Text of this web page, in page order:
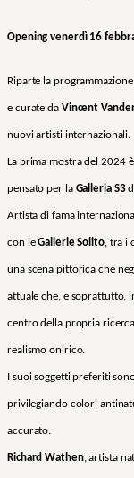
Opening venerdì 16
Riparte la
e curate da Vincent
nuovi artisti internazionali.
La prima mostra del 2024 è
pensato per la Galleria S3
Artista di fama
con leGallerie Solito, tra i
una scena pittorica che
attuale che, e soprattutto,
centro della propria
realismo onirico.
I suoi soggetti preferiti
privilegiando colori
accurato.
Richard Wathen, artista